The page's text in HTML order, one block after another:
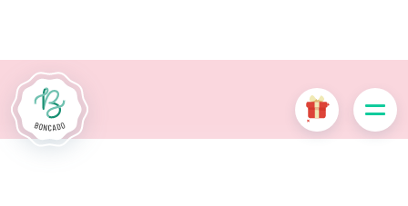
uitgeschakeld zijn. Andere cookies worden gebruikt voor
analyse- of marketingdoeleinden.
Cookies aanvaarden Mijn cookies beheren